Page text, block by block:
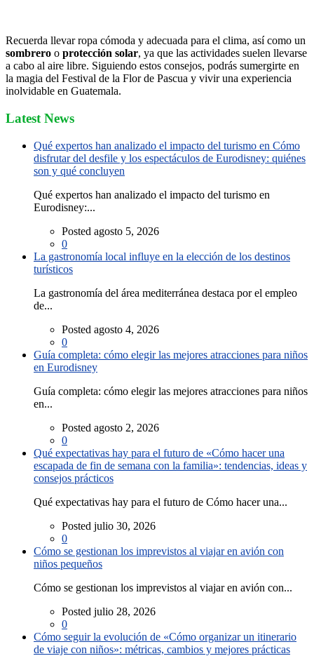
Recuerda llevar ropa cómoda y adecuada para el clima, así como un
sombrero o protección solar, ya que las actividades suelen llevarse
a cabo al aire libre. Siguiendo estos consejos, podrás sumergirte en
la magia del Festival de la Flor de Pascua y vivir una experiencia
inolvidable en Guatemala.
Latest News
Qué expertos han analizado el impacto del turismo en Cómo
disfrutar del desfile y los espectáculos de Eurodisney: quiénes
son y qué concluyen
Qué expertos han analizado el impacto del turismo en
Eurodisney:...
Posted agosto 5, 2026
0
La gastronomía local influye en la elección de los destinos
turísticos
La gastronomía del área mediterránea destaca por el empleo
de...
Posted agosto 4, 2026
0
Guía completa: cómo elegir las mejores atracciones para niños
en Eurodisney
Guía completa: cómo elegir las mejores atracciones para niños
en...
Posted agosto 2, 2026
0
Qué expectativas hay para el futuro de «Cómo hacer una
escapada de fin de semana con la familia»: tendencias, ideas y
consejos prácticos
Qué expectativas hay para el futuro de Cómo hacer una...
Posted julio 30, 2026
0
Cómo se gestionan los imprevistos al viajar en avión con
niños pequeños
Cómo se gestionan los imprevistos al viajar en avión con...
Posted julio 28, 2026
0
Cómo seguir la evolución de «Cómo organizar un itinerario
de viaje con niños»: métricas, cambios y mejores prácticas